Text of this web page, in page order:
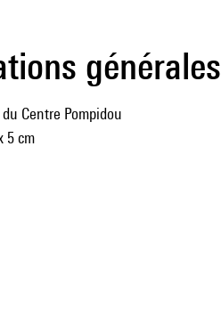
générales
Centre Pompidou
5 cm